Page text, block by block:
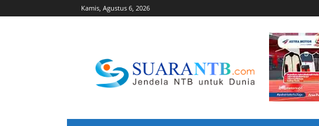
Kamis, Agustus 6, 2026